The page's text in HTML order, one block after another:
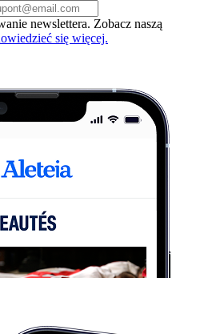
newslettera. Zobacz naszą
się więcej.